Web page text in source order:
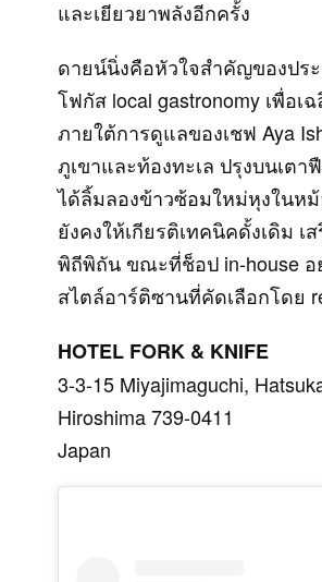
และเยียวยาพลังอีกครั้ง
ดายน์นิ่งคือหัวใจสำคัญของปร
โฟกัส local gastronomy เพื่อ
ภายใต้การดูแลของเชฟ Aya
ภูเขาและท้องทะเล ปรุงบนเต
ได้ลิ้มลองข้าวซ้อมใหม่หุงในห
ยังคงให้เกียรติเทคนิคดั้งเดิม
พิถีพิถัน ขณะที่ช็อป in‑house อ
สไตล์อาร์ติซานที่คัดเลือกโดย
HOTEL FORK & KNIFE
3-3-15 Miyajimaguchi,
Hiroshima 739-0411
Japan